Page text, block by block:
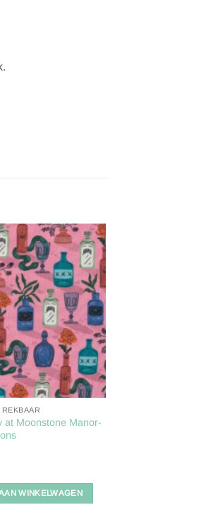
Toevoegen
aan
verlanglijst
at Moonstone Manor-
WINKELWAGEN